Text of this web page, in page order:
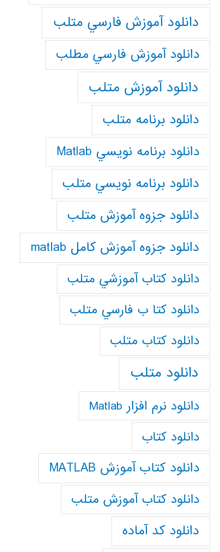
دانلود آموزش فارسي متلب
دانلود آموزش فارسي مطلب
دانلود آموزش متلب
دانلود برنامه متلب
دانلود برنامه نويسي Matlab
دانلود برنامه نويسي متلب
دانلود جزوه آموزش متلب
دانلود جزوه آموزش کامل matlab
دانلود كتاب آموزشي متلب
دانلود كتا ب فارسي متلب
دانلود كتاب متلب
دانلود متلب
دانلود نرم افزار Matlab
دانلود کتاب
دانلود کتاب آموزش MATLAB
دانلود کتاب آموزش متلب
دانلود کد آماده